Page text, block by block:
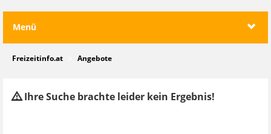
Menü
Freizeitinfo.at Angebote
Ihre Suche brachte leider kein Ergebnis!